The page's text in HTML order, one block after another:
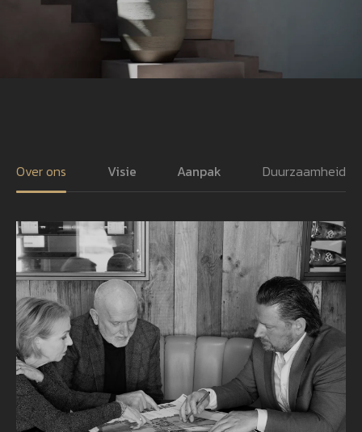
Over ons Visie Aanpak Duurzaamheid